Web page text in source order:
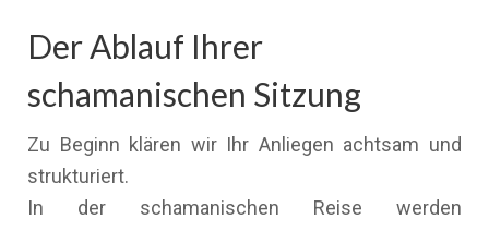
Der Ablauf Ihrer
schamanischen Sitzung
Zu Beginn klären wir Ihr Anliegen achtsam und
strukturiert.
In der schamanischen Reise werden